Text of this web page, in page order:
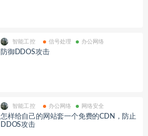
智能工控 信号处理 办公网络
防御DDOS攻击
智能工控 办公网络 网络安全
怎样给自己的网站套一个免费的CDN，防止
DDOS攻击